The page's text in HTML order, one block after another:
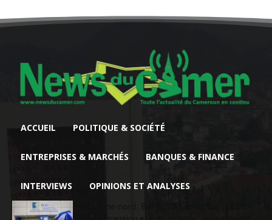
ACCUEIL POLITIQUE & SOCIÉTÉ
ENTREPRISES & MARCHÉS BANQUES & FINANCE
INTERVIEWS OPINIONS ET ANALYSES